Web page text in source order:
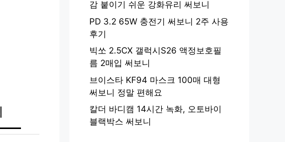
감 붙이기 쉬운 강화유리 써보니
PD 3.2 65W 충전기 써보니 2주 사용
후기
빅쏘 2.5CX 갤럭시S26 액정보호필
름 2매입 써보니
브이스타 KF94 마스크 100매 대형
써보니 정말 편해요
칼더 바디캠 14시간 녹화, 오토바이
블랙박스 써보니